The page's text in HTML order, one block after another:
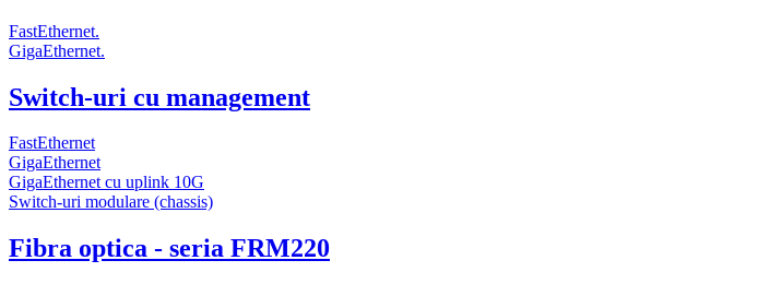
FastEthernet.
GigaEthernet.
Switch-uri cu management
FastEthernet
GigaEthernet
GigaEthernet cu uplink 10G
Switch-uri modulare (chassis)
Fibra optica - seria FRM220